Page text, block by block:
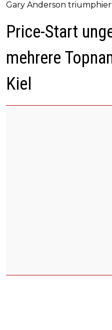
Gary Anderson
Price-Start
mehrere
Kiel